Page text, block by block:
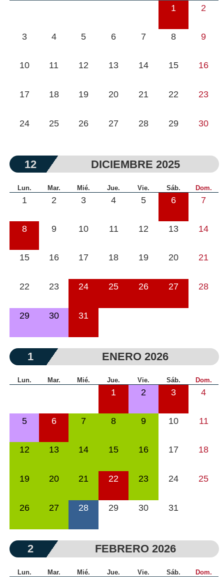
1 2
3 4 5 6 7 8 9
10 11 12 13 14 15 16
17 18 19 20 21 22 23
24 25 26 27 28 29 30
12 DICIEMBRE 2025
Lun. Mar. Mié. Jue. Vie. Sáb. Dom.
1 2 3 4 5 6 7
8 9 10 11 12 13 14
15 16 17 18 19 20 21
22 23 24 25 26 27 28
29 30 31
1 ENERO 2026
Lun. Mar. Mié. Jue. Vie. Sáb. Dom.
1 2 3 4
5 6 7 8 9 10 11
12 13 14 15 16 17 18
19 20 21 22 23 24 25
26 27 28 29 30 31
2 FEBRERO 2026
Lun. Mar. Mié. Jue. Vie. Sáb. Dom.